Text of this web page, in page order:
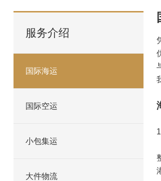
服务介绍
国际海运
国际空运
小包集运
大件物流